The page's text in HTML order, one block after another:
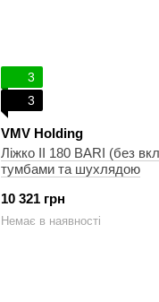
3
3
VMV Holding
Ліжко ІІ 180 BARI (без
тумбами та шухлядою
10 321 грн
Немає в наявності